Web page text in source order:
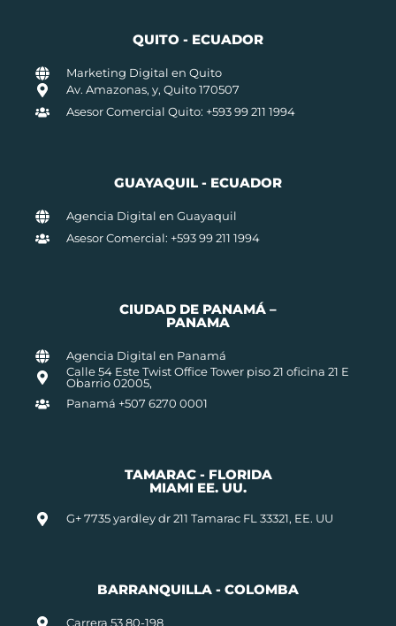
QUITO - ECUADOR
Marketing Digital en Quito
Av. Amazonas, y, Quito 170507
Asesor Comercial Quito: +593 99 211 1994
GUAYAQUIL - ECUADOR
Agencia Digital en Guayaquil
Asesor Comercial: +593 99 211 1994
CIUDAD DE PANAMÁ –
PANAMA
Agencia Digital en Panamá
Calle 54 Este Twist Office Tower piso 21 oficina 21 E
Obarrio 02005,
Panamá +507 6270 0001
TAMARAC - FLORIDA
MIAMI EE. UU.
G+ 7735 yardley dr 211 Tamarac FL 33321, EE. UU
BARRANQUILLA - COLOMBA
Carrera 53 80-198